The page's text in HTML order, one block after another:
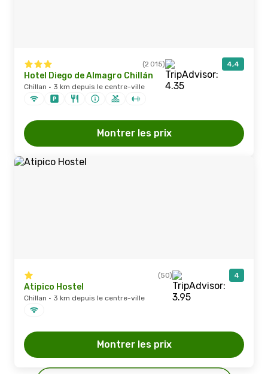
(2 015) 4,4
Hotel Diego de Almagro Chillán
Chillan · 3 km depuis le centre-ville
Montrer les prix
(50) 4
Atipico Hostel
Chillan · 3 km depuis le centre-ville
Montrer les prix